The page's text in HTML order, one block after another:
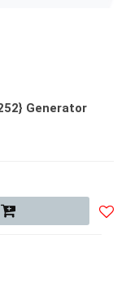
Generator